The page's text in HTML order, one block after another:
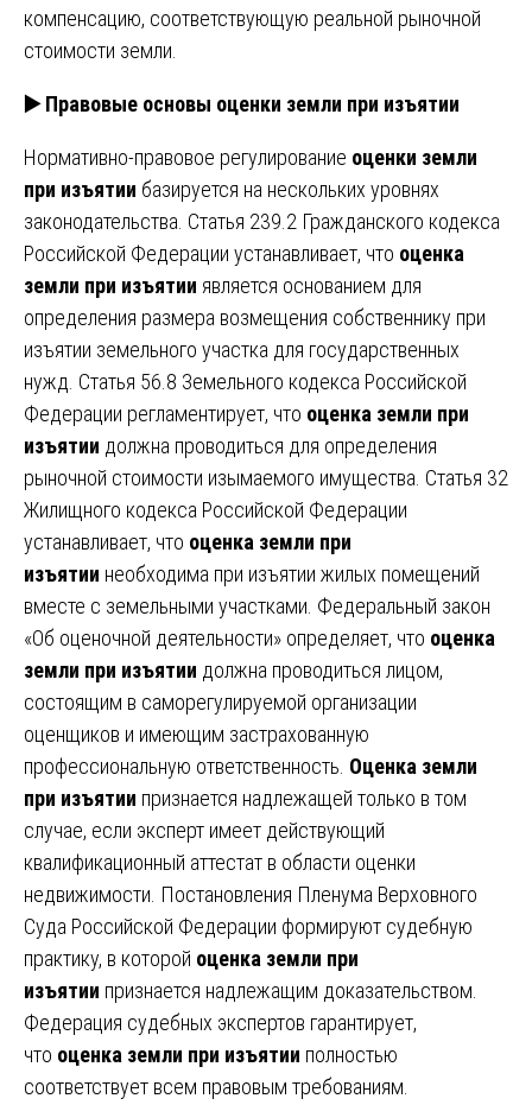
компенсацию, соответствующую реальной рыночной
стоимости земли.
▶️ Правовые основы оценки земли при изъятии
Нормативно-правовое регулирование оценки земли
при изъятии базируется на нескольких уровнях
законодательства. Статья 239.2 Гражданского кодекса
Российской Федерации устанавливает, что оценка
земли при изъятии является основанием для
определения размера возмещения собственнику при
изъятии земельного участка для государственных
нужд. Статья 56.8 Земельного кодекса Российской
Федерации регламентирует, что оценка земли при
изъятии должна проводиться для определения
рыночной стоимости изымаемого имущества. Статья 32
Жилищного кодекса Российской Федерации
устанавливает, что оценка земли при
изъятии необходима при изъятии жилых помещений
вместе с земельными участками. Федеральный закон
«Об оценочной деятельности» определяет, что оценка
земли при изъятии должна проводиться лицом,
состоящим в саморегулируемой организации
оценщиков и имеющим застрахованную
профессиональную ответственность. Оценка земли
при изъятии признается надлежащей только в том
случае, если эксперт имеет действующий
квалификационный аттестат в области оценки
недвижимости. Постановления Пленума Верховного
Суда Российской Федерации формируют судебную
практику, в которой оценка земли при
изъятии признается надлежащим доказательством.
Федерация судебных экспертов гарантирует,
что оценка земли при изъятии полностью
соответствует всем правовым требованиям.